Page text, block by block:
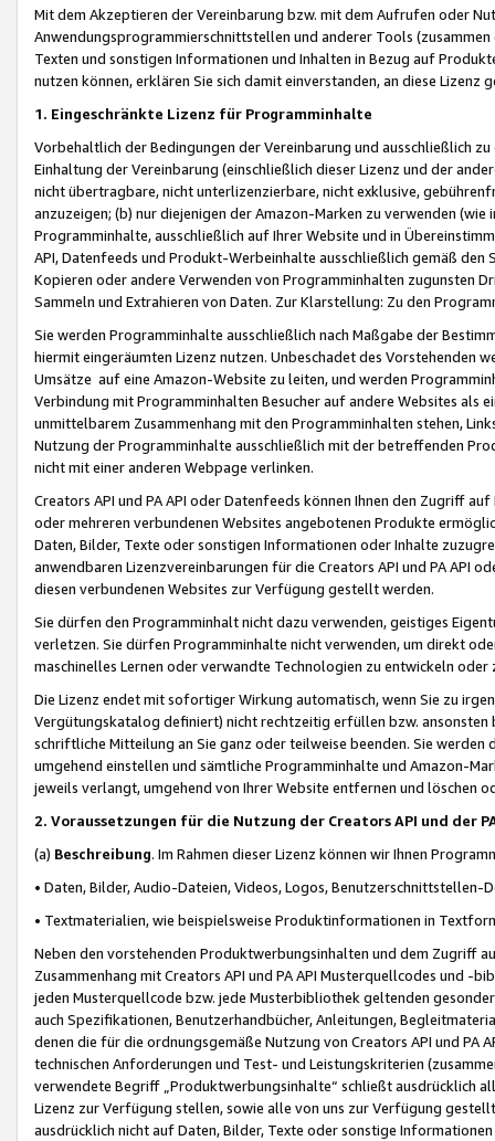
Mit dem Akzeptieren der Vereinbarung bzw. mit dem Aufrufen oder
Anwendungsprogrammierschnittstellen und anderer Tools (zusammen
Texten und sonstigen Informationen und Inhalten in Bezug auf
nutzen können, erklären Sie sich damit einverstanden, an diese Lizenz
1. Eingeschränkte Lizenz für Programminhalte
Vorbehaltlich der Bedingungen der Vereinbarung und ausschließlich
Einhaltung der Vereinbarung (einschließlich dieser Lizenz und der
nicht übertragbare, nicht unterlizenzierbare, nicht exklusive,
anzuzeigen; (b) nur diejenigen der Amazon-Marken zu verwenden
Programminhalte, ausschließlich auf Ihrer Website und in
API, Datenfeeds und Produkt-Werbeinhalte ausschließlich gemäß
Kopieren oder andere Verwenden von Programminhalten zugunsten
Sammeln und Extrahieren von Daten. Zur Klarstellung: Zu den
Sie werden Programminhalte ausschließlich nach Maßgabe der
hiermit eingeräumten Lizenz nutzen. Unbeschadet des Vorstehenden
Umsätze auf eine Amazon-Website zu leiten, und werden
Verbindung mit Programminhalten Besucher auf andere Websites als
unmittelbarem Zusammenhang mit den Programminhalten stehen,
Nutzung der Programminhalte ausschließlich mit der betreffenden
nicht mit einer anderen Webpage verlinken.
Creators API und PA API oder Datenfeeds können Ihnen den Zugriff
oder mehreren verbundenen Websites angebotenen Produkte
Daten, Bilder, Texte oder sonstigen Informationen oder Inhalte
anwendbaren Lizenzvereinbarungen für die Creators API und PA API
diesen verbundenen Websites zur Verfügung gestellt werden.
Sie dürfen den Programminhalt nicht dazu verwenden, geistiges
verletzen. Sie dürfen Programminhalte nicht verwenden, um direkt
maschinelles Lernen oder verwandte Technologien zu entwickeln
Die Lizenz endet mit sofortiger Wirkung automatisch, wenn Sie zu
Vergütungskatalog definiert) nicht rechtzeitig erfüllen bzw. ansonsten
schriftliche Mitteilung an Sie ganz oder teilweise beenden. Sie werden
umgehend einstellen und sämtliche Programminhalte und Amazon-
jeweils verlangt, umgehend von Ihrer Website entfernen und löschen
2. Voraussetzungen für die Nutzung der Creators API und der
(a) Beschreibung. Im Rahmen dieser Lizenz können wir Ihnen
• Daten, Bilder, Audio-Dateien, Videos, Logos, Benutzerschnittstellen-
• Textmaterialien, wie beispielsweise Produktinformationen in
Neben den vorstehenden Produktwerbungsinhalten und dem Zugriff
Zusammenhang mit Creators API und PA API Musterquellcodes und
jeden Musterquellcode bzw. jede Musterbibliothek geltenden
auch Spezifikationen, Benutzerhandbücher, Anleitungen,
denen die für die ordnungsgemäße Nutzung von Creators API und PA
technischen Anforderungen und Test- und Leistungskriterien
verwendete Begriff „Produktwerbungsinhalte“ schließt ausdrücklich
Lizenz zur Verfügung stellen, sowie alle von uns zur Verfügung
ausdrücklich nicht auf Daten, Bilder, Texte oder sonstige